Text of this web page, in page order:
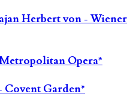
Herbert von - Wiener
Opera*
Covent Garden*